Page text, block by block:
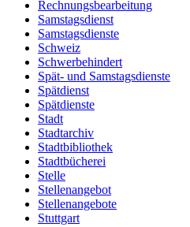
Rechnungsbearbeitung
Samstagsdienst
Samstagsdienste
Schweiz
Schwerbehindert
Spät- und Samstagsdienste
Spätdienst
Spätdienste
Stadt
Stadtarchiv
Stadtbibliothek
Stadtbücherei
Stelle
Stellenangebot
Stellenangebote
Stuttgart